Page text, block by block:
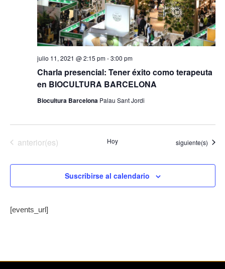
Charla presencial: Tener éxito como terapeuta
en BIOCULTURA BARCELONA
julio 11, 2021 @ 2:15 pm-3:00 pm
Biocultura Barcelona Palau Sant Jordi
Eventos
anterior(es) Hoy Eventos
siguiente(s)
Suscribirse al calendario
[events_url]